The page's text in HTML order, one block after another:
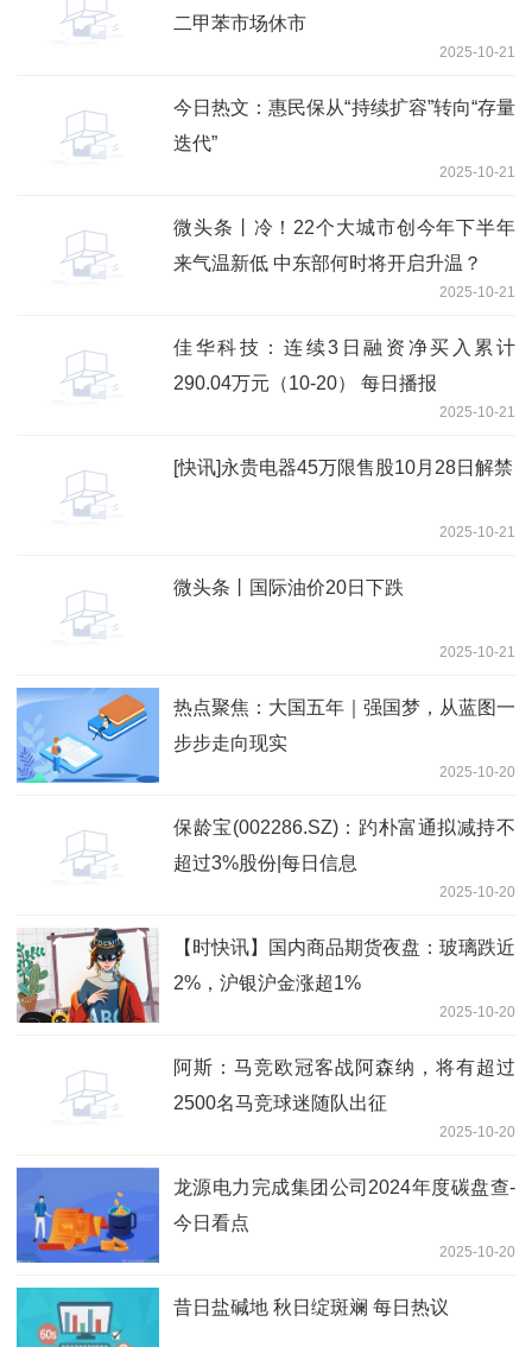
二甲苯市场休市
2025-10-21
今日热文：惠民保从“持续扩容”转向“存量
迭代”
2025-10-21
微头条丨冷！22个大城市创今年下半年
来气温新低 中东部何时将开启升温？
2025-10-21
佳华科技：连续3日融资净买入累计
290.04万元（10-20） 每日播报
2025-10-21
[快讯]永贵电器45万限售股10月28日解禁
2025-10-21
微头条丨国际油价20日下跌
2025-10-21
热点聚焦：大国五年｜强国梦，从蓝图一
步步走向现实
2025-10-20
保龄宝(002286.SZ)：趵朴富通拟减持不
超过3%股份|每日信息
2025-10-20
【时快讯】国内商品期货夜盘：玻璃跌近
2%，沪银沪金涨超1%
2025-10-20
阿斯：马竞欧冠客战阿森纳，将有超过
2500名马竞球迷随队出征
2025-10-20
龙源电力完成集团公司2024年度碳盘查-
今日看点
2025-10-20
昔日盐碱地 秋日绽斑斓 每日热议